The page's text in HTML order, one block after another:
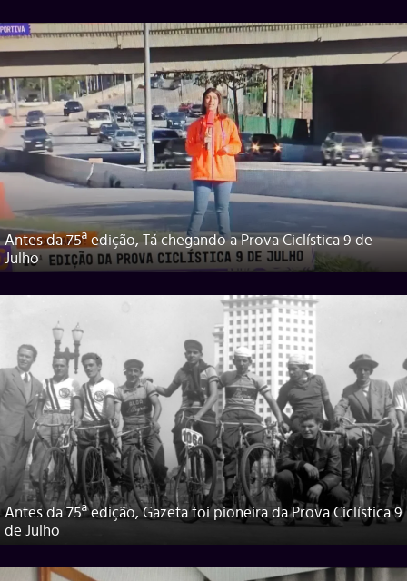
Antes da 75ª edição, Tá chegando a Prova Ciclística 9 de
Julho
Antes da 75ª edição, Gazeta foi pioneira da Prova Ciclística 9
de Julho